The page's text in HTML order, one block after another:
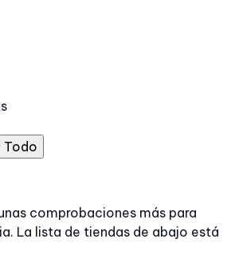
Todo
comprobaciones más para
La lista de tiendas de abajo está